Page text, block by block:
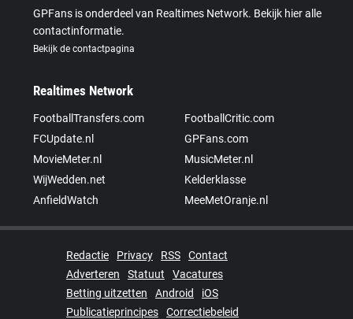
GPFans is onderdeel van Realtimes Network. Bekijk hier alle
contactinformatie.
Bekijk de contactpagina
Realtimes Network
FootballTransfers.com
FootballCritic.com
FCUpdate.nl
GPFans.com
MovieMeter.nl
MusicMeter.nl
WijWedden.net
Kelderklasse
AnfieldWatch
MeeMetOranje.nl
Redactie Privacy RSS
Contact
Adverteren
Statuut
Vacatures
Betting uitzetten
Android
iOS
Publicatieprincipes
Correctiebeleid